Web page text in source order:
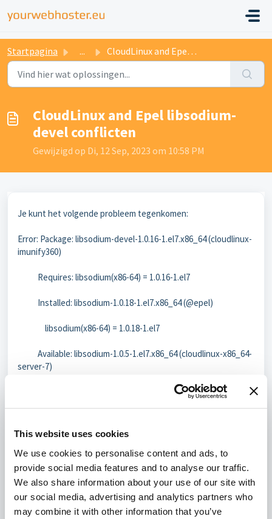
This website uses cookies
We use cookies to personalise content and ads, to
provide social media features and to analyse our traffic.
We also share information about your use of our site with
our social media, advertising and analytics partners who
may combine it with other information that you’ve
Startpagina ... CloudLinux and Epel libsodium-devel conflicten
CloudLinux and Epel libsodium-
devel conflicten
Gewijzigd op Di, 12 Sep, 2023 om 10:58 PM
Je kunt het volgende probleem tegenkomen:
Error: Package: libsodium-devel-1.0.16-1.el7.x86_64 (cloudlinux-
imunify360)
Requires: libsodium(x86-64) = 1.0.16-1.el7
Installed: libsodium-1.0.18-1.el7.x86_64 (@epel)
libsodium(x86-64) = 1.0.18-1.el7
Available: libsodium-1.0.5-1.el7.x86_64 (cloudlinux-x86_64-
server-7)
imunify360)
libsodium(x86-64) = 1.0.16-1.el7
Om dit op te lossen, voer je dit uit:
yum --disablerepo="epel" --enablerepo="cloudlinux-